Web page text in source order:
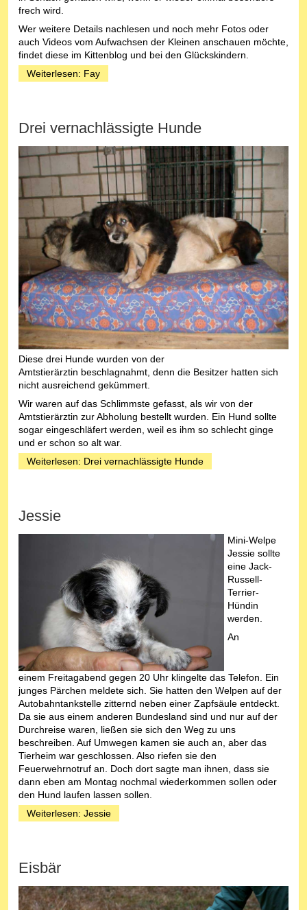
frech wird.
Wer weitere Details nachlesen und noch mehr Fotos oder
auch Videos vom Aufwachsen der Kleinen anschauen möchte,
findet diese im Kittenblog und bei den Glückskindern.
Weiterlesen: Fay
Drei vernachlässigte Hunde
Diese drei Hunde wurden von der
Amtstierärztin beschlagnahmt, denn die Besitzer hatten sich
nicht ausreichend gekümmert.
Wir waren auf das Schlimmste gefasst, als wir von der
Amtstierärztin zur Abholung bestellt wurden. Ein Hund sollte
sogar eingeschläfert werden, weil es ihm so schlecht ginge
und er schon so alt war.
Weiterlesen: Drei vernachlässigte Hunde
Jessie
Mini-Welpe
Jessie sollte
eine Jack-
Russell-
Terrier-
Hündin
werden.
An
einem Freitagabend gegen 20 Uhr klingelte das Telefon. Ein
junges Pärchen meldete sich. Sie hatten den Welpen auf der
Autobahntankstelle zitternd neben einer Zapfsäule entdeckt.
Da sie aus einem anderen Bundesland sind und nur auf der
Durchreise waren, ließen sie sich den Weg zu uns
beschreiben. Auf Umwegen kamen sie auch an, aber das
Tierheim war geschlossen. Also riefen sie den
Feuerwehrnotruf an. Doch dort sagte man ihnen, dass sie
dann eben am Montag nochmal wiederkommen sollen oder
den Hund laufen lassen sollen.
Weiterlesen: Jessie
Eisbär